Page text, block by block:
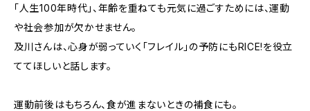
「人生100年時代」、年齢を重ねても元気に過ごすためには、運動
や社会参加が欠かせません。
及川さんは、心身が弱っていく「フレイル」の予防にもRICE!を役立
ててほしいと話します。
運動前後はもちろん、食が進まないときの補食にも。